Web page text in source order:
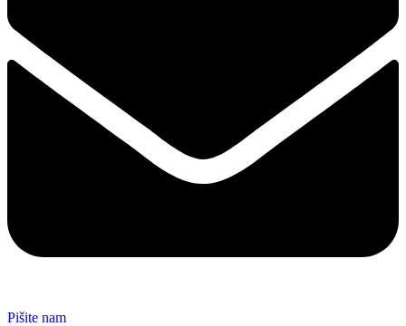
Pišite nam